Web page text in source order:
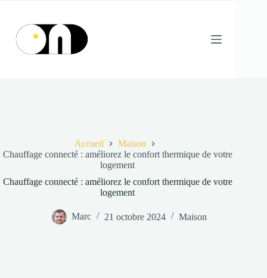
contenu
Accueil
Maison
Chauffage connecté : améliorez le confort thermique de votre
logement
Chauffage connecté : améliorez le confort thermique de votre
logement
Marc 21 octobre 2024 Maison